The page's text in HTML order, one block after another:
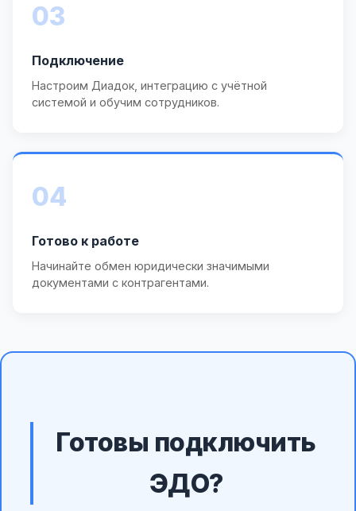
03
Подключение
Настроим Диадок, интеграцию с учётной
системой и обучим сотрудников.
04
Готово к работе
Начинайте обмен юридически значимыми
документами с контрагентами.
Готовы подключить
ЭДО?